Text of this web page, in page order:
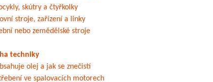
skútry a čtyřkolky
stroje, zařízení a linky
nebo zemědělské stroje
techniky
olej a jak se znečistí
ve spalovacích motorech